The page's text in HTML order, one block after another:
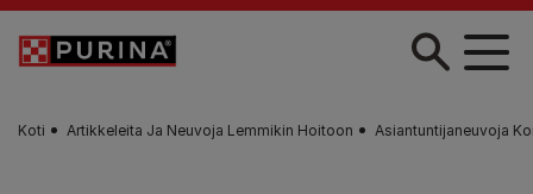
Skip to main content
Koti Artikkeleita Ja Neuvoja Lemmikin Hoitoon Asiantuntijaneuvoja